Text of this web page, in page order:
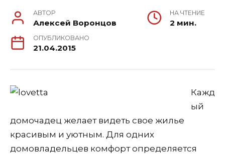
АВТОР
Алексей Воронцов
НА ЧТЕНИЕ
2 мин.
ОПУБЛИКОВАНО
21.04.2015
Кажд
ый
домочадец желает видеть свое жилье
красивым и уютным. Для одних
домовладельцев комфорт определяется